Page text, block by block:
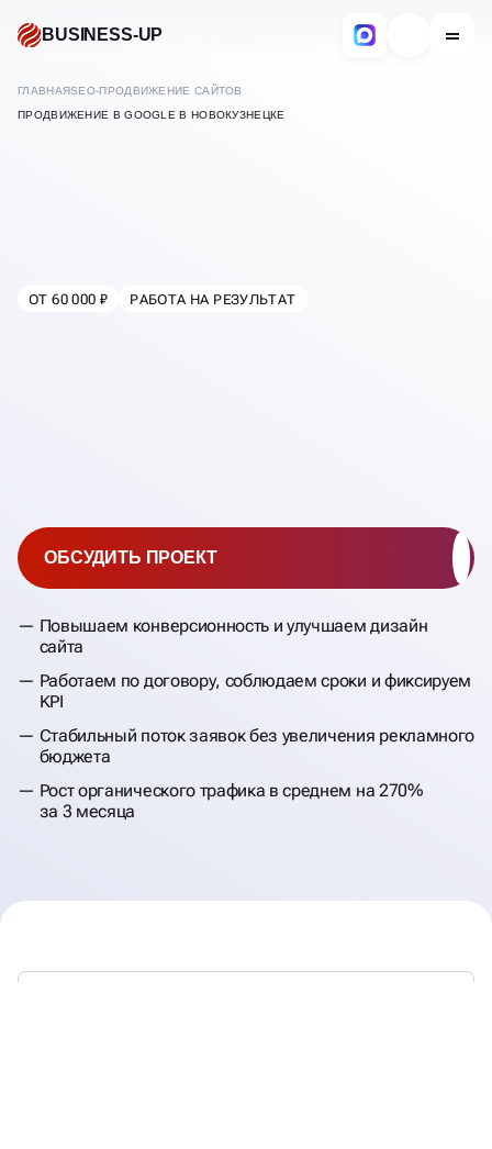
BUSINESS-UP
ГЛАВНАЯSEO-ПРОДВИЖЕНИЕ САЙТОВ
ПРОДВИЖЕНИЕ В GOOGLE В НОВОКУЗНЕЦКЕ
ОТ 60 000 ₽ РАБОТА НА РЕЗУЛЬТАТ
Повышаем конверсионность и улучшаем дизайн
сайта
Работаем по договору, соблюдаем сроки и фиксируем
KPI
Стабильный поток заявок без увеличения рекламного
бюджета
Рост органического трафика в среднем на 270%
за 3 месяца
ОБСУДИТЬ ПРОЕКТ